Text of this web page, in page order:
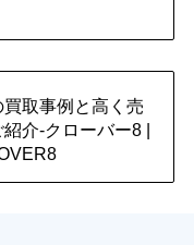
取事例と高く売
介-クローバー8 |